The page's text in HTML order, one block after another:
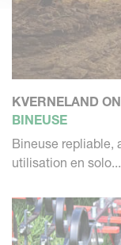
KVERNELAND
BINEUSE
Bineuse repliable,
utilisation en solo...